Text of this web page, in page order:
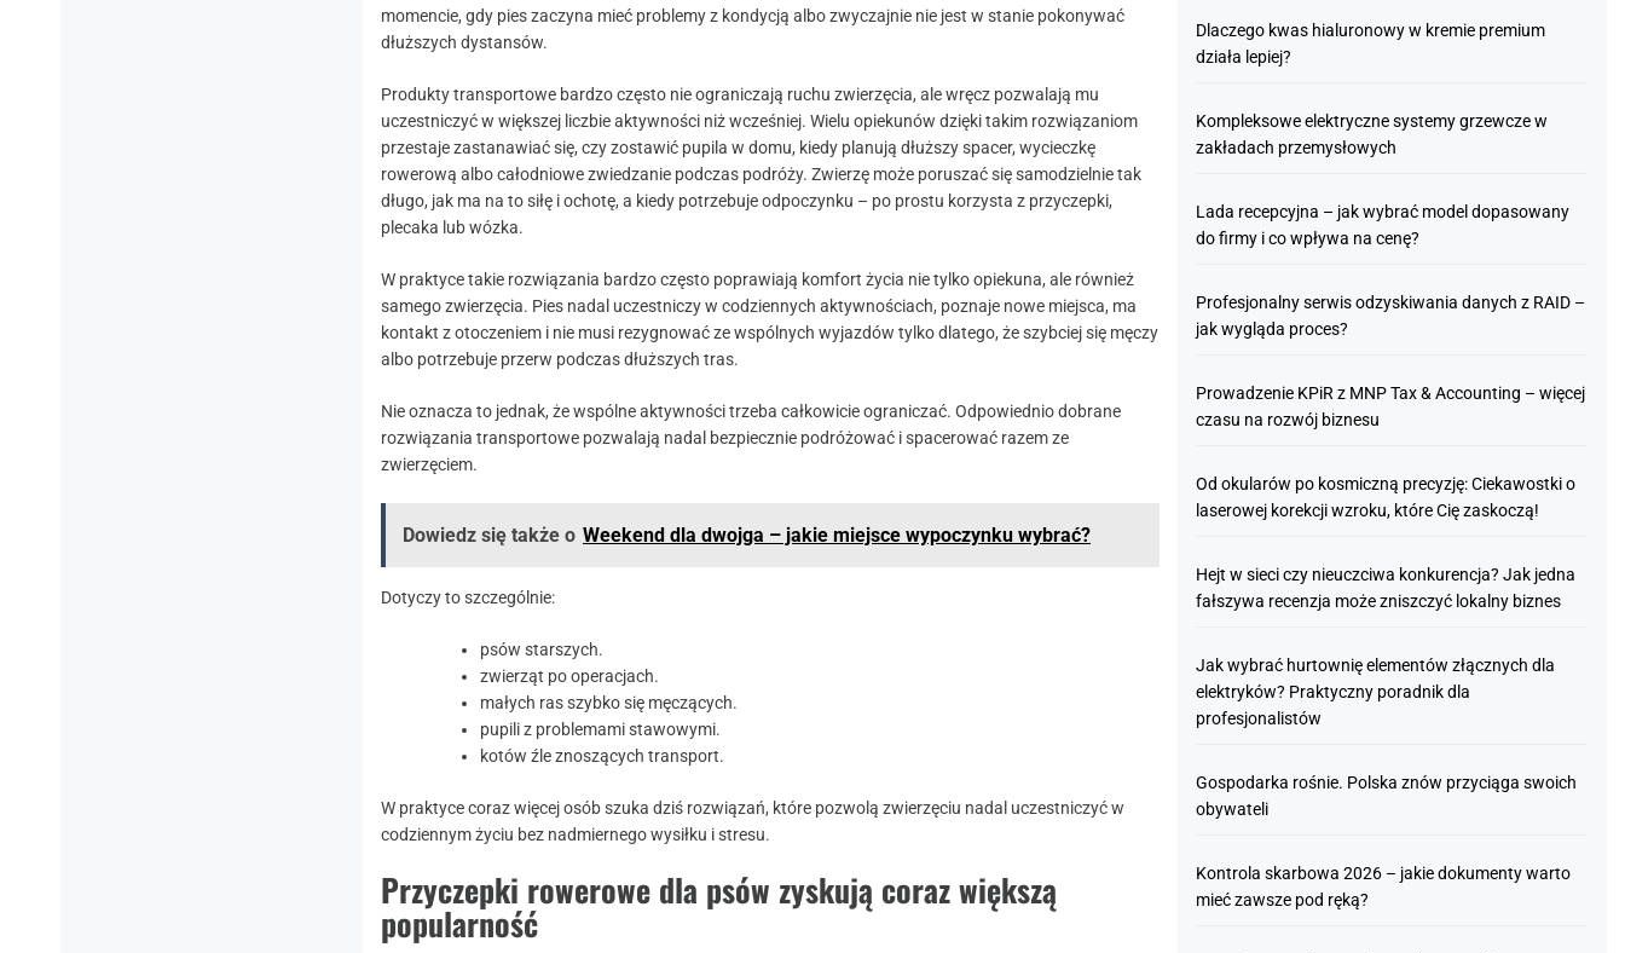
momencie, gdy pies zaczyna mieć problemy z kondycją albo zwyczajnie nie jest w stanie pokonywać
dłuższych dystansów.
Produkty transportowe bardzo często nie ograniczają ruchu zwierzęcia, ale wręcz pozwalają mu
uczestniczyć w większej liczbie aktywności niż wcześniej. Wielu opiekunów dzięki takim rozwiązaniom
przestaje zastanawiać się, czy zostawić pupila w domu, kiedy planują dłuższy spacer, wycieczkę
rowerową albo całodniowe zwiedzanie podczas podróży. Zwierzę może poruszać się samodzielnie tak
długo, jak ma na to siłę i ochotę, a kiedy potrzebuje odpoczynku – po prostu korzysta z przyczepki,
plecaka lub wózka.
W praktyce takie rozwiązania bardzo często poprawiają komfort życia nie tylko opiekuna, ale również
samego zwierzęcia. Pies nadal uczestniczy w codziennych aktywnościach, poznaje nowe miejsca, ma
kontakt z otoczeniem i nie musi rezygnować ze wspólnych wyjazdów tylko dlatego, że szybciej się męczy
albo potrzebuje przerw podczas dłuższych tras.
Nie oznacza to jednak, że wspólne aktywności trzeba całkowicie ograniczać. Odpowiednio dobrane
rozwiązania transportowe pozwalają nadal bezpiecznie podróżować i spacerować razem ze
zwierzęciem.
Dowiedz się także o Weekend dla dwojga – jakie miejsce wypoczynku wybrać?
Dotyczy to szczególnie:
psów starszych.
zwierząt po operacjach.
małych ras szybko się męczących.
pupili z problemami stawowymi.
kotów źle znoszących transport.
W praktyce coraz więcej osób szuka dziś rozwiązań, które pozwolą zwierzęciu nadal uczestniczyć w
codziennym życiu bez nadmiernego wysiłku i stresu.
Przyczepki rowerowe dla psów zyskują coraz większą
popularność
Dlaczego kwas hialuronowy w kremie premium
działa lepiej?
Kompleksowe elektryczne systemy grzewcze w
zakładach przemysłowych
Lada recepcyjna – jak wybrać model dopasowany
do firmy i co wpływa na cenę?
Profesjonalny serwis odzyskiwania danych z RAID –
jak wygląda proces?
Prowadzenie KPiR z MNP Tax & Accounting – więcej
czasu na rozwój biznesu
Od okularów po kosmiczną precyzję: Ciekawostki o
laserowej korekcji wzroku, które Cię zaskoczą!
Hejt w sieci czy nieuczciwa konkurencja? Jak jedna
fałszywa recenzja może zniszczyć lokalny biznes
Jak wybrać hurtownię elementów złącznych dla
elektryków? Praktyczny poradnik dla
profesjonalistów
Gospodarka rośnie. Polska znów przyciąga swoich
obywateli
Kontrola skarbowa 2026 – jakie dokumenty warto
mieć zawsze pod ręką?